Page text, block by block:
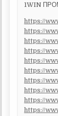
1WIN
https://
https://
https://
https://
https://
https://
https://
https://
https://
https://